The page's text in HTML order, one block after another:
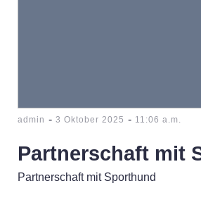
admin - 3 Oktober 2025 - 11:06 a.m.
Partnerschaft mit
Partnerschaft mit Sporthund